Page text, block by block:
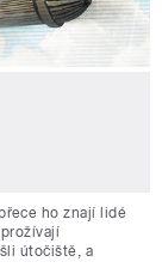
ho znají lidé
útočiště, a